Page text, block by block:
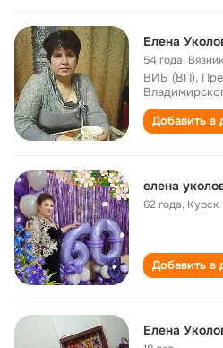
Елена
54 года,
ВИБ (ВП),
Добавить в
елена
62 года, Курск
Добавить в
Елена